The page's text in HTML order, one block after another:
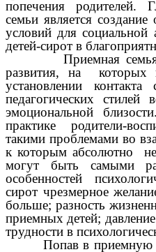
попечения родителей.
семьи является
условий для социальной
детей-сирот в
Приемная семья
развития, на которых
установлении
педагогических стилей
эмоциональной
практике родители-
такими проблемами во
к которым абсолютно
могут быть самыми
особенностей
сирот чрезмерное
больше; разность
приемных детей;
трудности в
Попав в приемную